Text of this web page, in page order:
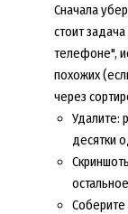
Сначала
стоит
телефоне",
похожих
через
Удалите:
десятки